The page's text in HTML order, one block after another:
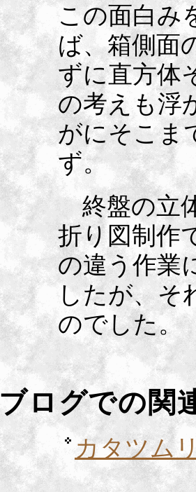
この面白み
ば、箱側面
ずに直方
の考えも浮
がにそこま
ず。
終盤の立
折り図制作
の違う作業
したが、そ
のでした。
ブログでの関
カタツム